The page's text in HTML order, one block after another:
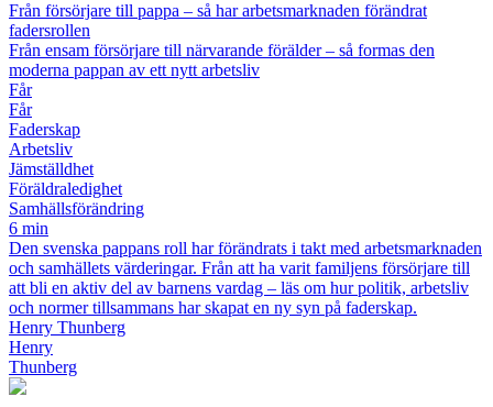
Från försörjare till pappa – så har arbetsmarknaden förändrat
fadersrollen
Från ensam försörjare till närvarande förälder – så formas den
moderna pappan av ett nytt arbetsliv
Får
Får
Faderskap
Arbetsliv
Jämställdhet
Föräldraledighet
Samhällsförändring
6 min
Den svenska pappans roll har förändrats i takt med arbetsmarknaden
och samhällets värderingar. Från att ha varit familjens försörjare till
att bli en aktiv del av barnens vardag – läs om hur politik, arbetsliv
och normer tillsammans har skapat en ny syn på faderskap.
Henry Thunberg
Henry
Thunberg